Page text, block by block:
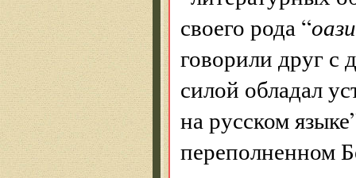
своего рода “
говорили друг с
силой обладал
на русском
переполненном